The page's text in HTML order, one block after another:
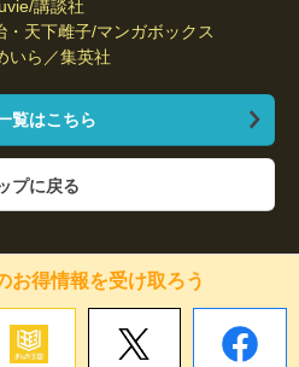
講談社
天下雌子/マンガボックス
いら／集英社
覧はこちら
プに戻る
お得情報を受け取ろう